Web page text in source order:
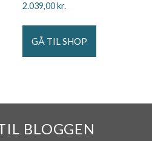
2.039,00kr.
GÅ TIL SHOP
BLOGGEN